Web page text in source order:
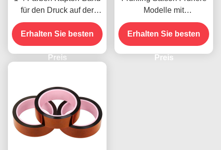
für den Druck auf der
Vorderseite
Erhalten Sie besten
Preis
Modelle mit
Feuchtigkeitsbeständigke
it und 2,5N/25mm
Schälfestigkeit
Erhalten Sie besten
Preis